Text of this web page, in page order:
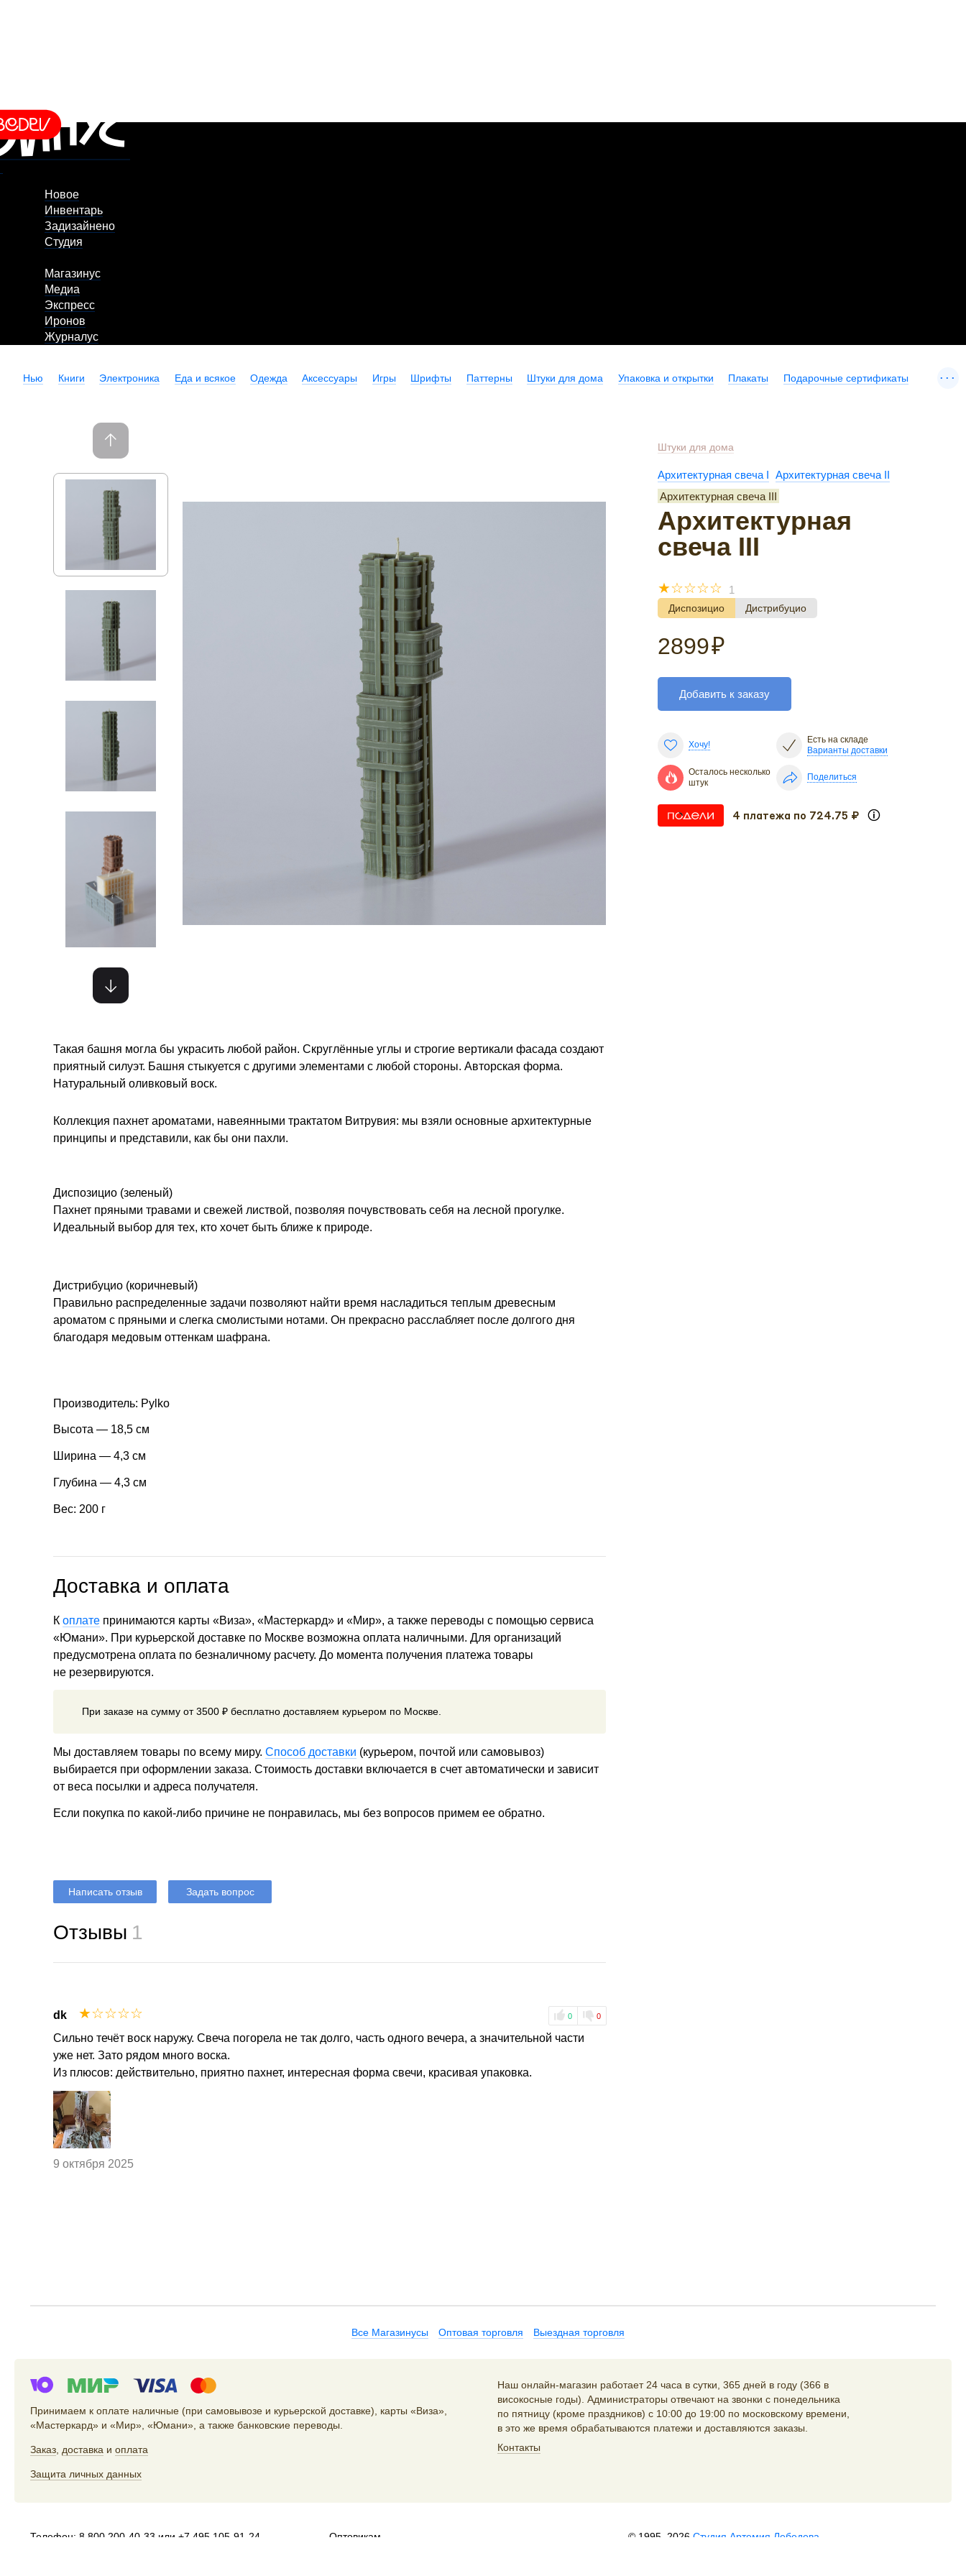
Новое
Инвентарь
Задизайнено
Студия
Магазинус
Медиа
Экспресс
Иронов
Журналус
Нью Книги Электроника Еда и всякое Одежда Аксессуары Игры Шрифты Паттерны Штуки для дома Упаковка и открытки Плакаты Подарочные сертификаты ...
Штуки для дома
Архитектурная свеча I
Архитектурная свеча II
Архитектурная свеча III
Архитектурная
свеча III
☆
☆
☆
☆
☆ 1
Диспозицио Дистрибуцио
2899₽
Добавить к заказу
Хочу!
Есть на складе
Варианты доставки
Осталось несколько
штук
Поделиться
4 платежа по 724.75 ₽
Такая башня могла бы украсить любой район. Скруглённые углы и строгие вертикали фасада создают
приятный силуэт. Башня стыкуется с другими элементами с любой стороны. Авторская форма.
Натуральный оливковый воск.
Коллекция пахнет ароматами, навеянными трактатом Витрувия: мы взяли основные архитектурные
принципы и представили, как бы они пахли.
Диспозицио (зеленый)
Пахнет пряными травами и свежей листвой, позволяя почувствовать себя на лесной прогулке.
Идеальный выбор для тех, кто хочет быть ближе к природе.
Дистрибуцио (коричневый)
Правильно распределенные задачи позволяют найти время насладиться теплым древесным
ароматом с пряными и слегка смолистыми нотами. Он прекрасно расслабляет после долгого дня
благодаря медовым оттенкам шафрана.
Производитель: Pylko
Высота — 18,5 см
Ширина — 4,3 см
Глубина — 4,3 см
Вес: 200 г
Доставка и оплата
К оплате принимаются карты «Виза», «Мастеркард» и «Мир», а также переводы с помощью сервиса
«Юмани». При курьерской доставке по Москве возможна оплата наличными. Для организаций
предусмотрена оплата по безналичному расчету. До момента получения платежа товары
не резервируются.
При заказе на сумму от 3500 ₽ бесплатно доставляем курьером по Москве.
Мы доставляем товары по всему миру. Способ доставки (курьером, почтой или самовывоз)
выбирается при оформлении заказа. Стоимость доставки включается в счет автоматически и зависит
от веса посылки и адреса получателя.
Если покупка по какой-либо причине не понравилась, мы без вопросов примем ее обратно.
Написать отзыв Задать вопрос
Отзывы 1
dk 0 0
☆
☆
☆
☆
☆
Сильно течёт воск наружу. Свеча погорела не так долго, часть одного вечера, а значительной части
уже нет. Зато рядом много воска.
Из плюсов: действительно, приятно пахнет, интересная форма свечи, красивая упаковка.
9 октября 2025
Все Магазинусы Оптовая торговля Выездная торговля
Принимаем к оплате наличные (при самовывозе и курьерской доставке), карты «Виза»,
«Мастеркард» и «Мир», «Юмани», а также банковские переводы.
Заказ доставка и оплата
Защита личных данных
Наш онлайн-магазин работает 24 часа в сутки, 365 дней в году (366 в
високосные годы). Администраторы отвечают на звонки с понедельника
по пятницу (кроме праздников) с 10:00 до 19:00 по московскому времени,
в это же время обрабатываются платежи и доставляются заказы.
Контакты
Телефон: 8 800 200-40-33 или +7 495 105-91-24
Оптовикам
© 1995–2026 Студия Артемия Лебедева